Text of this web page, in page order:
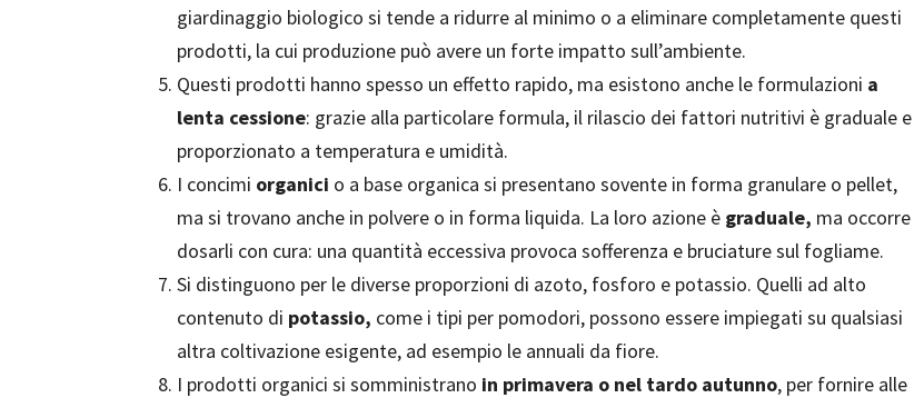
giardinaggio biologico si tende a ridurre al minimo o a eliminare completamente questi
prodotti, la cui produzione può avere un forte impatto sull’ambiente.
Questi prodotti hanno spesso un effetto rapido, ma esistono anche le formulazioni a
lenta cessione: grazie alla particolare formula, il rilascio dei fattori nutritivi è graduale e
proporzionato a temperatura e umidità.
I concimi organici o a base organica si presentano sovente in forma granulare o pellet,
ma si trovano anche in polvere o in forma liquida. La loro azione è graduale, ma occorre
dosarli con cura: una quantità eccessiva provoca sofferenza e bruciature sul fogliame.
Si distinguono per le diverse proporzioni di azoto, fosforo e potassio. Quelli ad alto
contenuto di potassio, come i tipi per pomodori, possono essere impiegati su qualsiasi
altra coltivazione esigente, ad esempio le annuali da fiore.
I prodotti organici si somministrano in primavera o nel tardo autunno, per fornire alle